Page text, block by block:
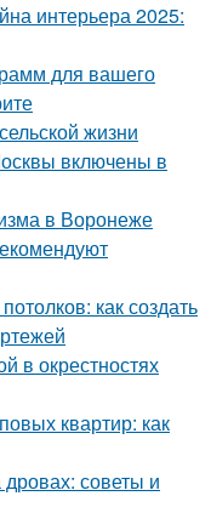
интерьера 2025:
для вашего
жизни
включены в
в Воронеже
как создать
в окрестностях
квартир: как
советы и